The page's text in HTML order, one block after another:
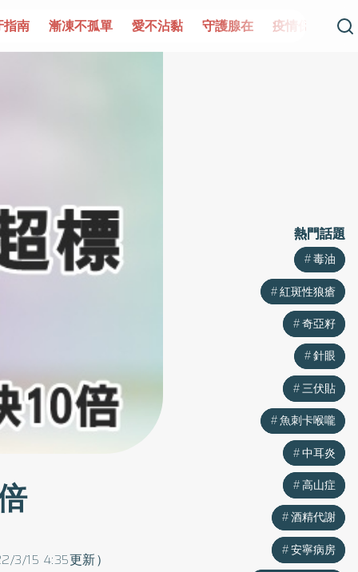
單 愛不沾黏 守護腺在 疫情保衛戰 再生醫學 愛
3/15 4:35更新）
熱門話題
毒油
紅斑性狼瘡
奇亞籽
針眼
三伏貼
魚刺卡喉嚨
中耳炎
高山症
酒精代謝
安寧病房
熱門話題
毒油
紅斑性狼瘡
奇亞籽
針眼
三伏貼
魚刺卡喉嚨
中耳炎
高山症
酒精代謝
安寧病房